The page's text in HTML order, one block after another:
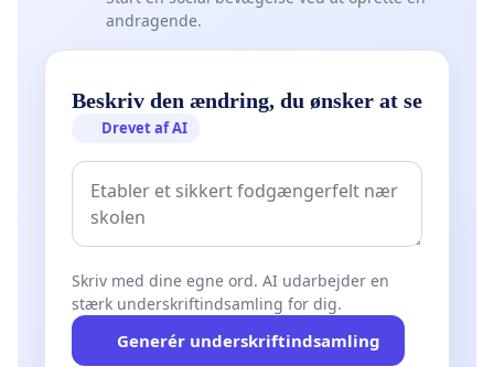
andragende.
Beskriv den ændring, du ønsker at se
Drevet af AI
Skriv med dine egne ord. AI udarbejder en
stærk underskriftindsamling for dig.
Generér underskriftindsamling